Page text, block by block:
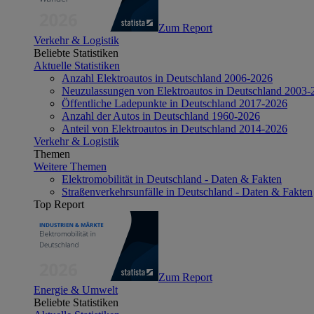
Zum Report
Verkehr & Logistik
Beliebte Statistiken
Aktuelle Statistiken
Anzahl Elektroautos in Deutschland 2006-2026
Neuzulassungen von Elektroautos in Deutschland 2003-
Öffentliche Ladepunkte in Deutschland 2017-2026
Anzahl der Autos in Deutschland 1960-2026
Anteil von Elektroautos in Deutschland 2014-2026
Verkehr & Logistik
Themen
Weitere Themen
Elektromobilität in Deutschland - Daten & Fakten
Straßenverkehrsunfälle in Deutschland - Daten & Fakten
Top Report
Zum Report
Energie & Umwelt
Beliebte Statistiken